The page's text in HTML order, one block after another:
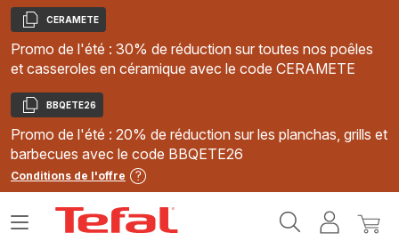
Copier
CERAMETE
Promo de l'été : 30% de réduction sur toutes nos poêles
et casseroles en céramique avec le code CERAMETE
Copier
BBQETE26
Promo de l'été : 20% de réduction sur les planchas, grills et
barbecues avec le code BBQETE26
Conditions de l'offre
MonMon
Ouvrir